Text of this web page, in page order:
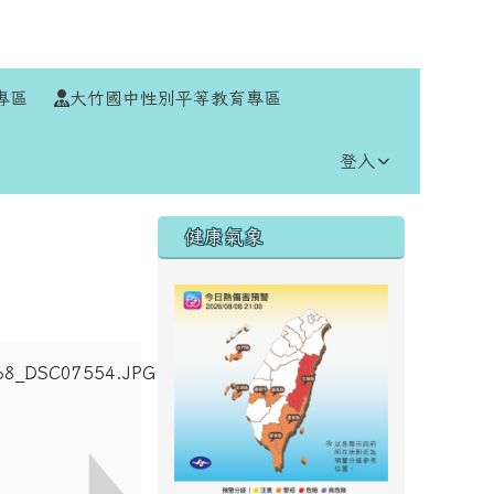
區 大竹國中性別平等教育專區
登入
右邊區域內容
健康氣象